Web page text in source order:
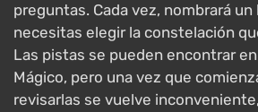
preguntas. Cada vez, nombrará un
necesitas elegir la constelación
Las pistas se pueden encontrar
Mágico, pero una vez que
revisarlas se vuelve